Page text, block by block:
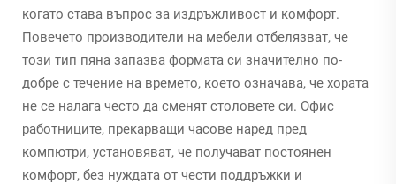
когато става въпрос за издръжливост и комфорт.
Повечето производители на мебели отбелязват, че
този тип пяна запазва формата си значително по-
добре с течение на времето, което означава, че хората
не се налага често да сменят столовете си. Офис
работниците, прекарващи часове наред пред
компютри, установяват, че получават постоянен
комфорт, без нуждата от чести поддръжки и